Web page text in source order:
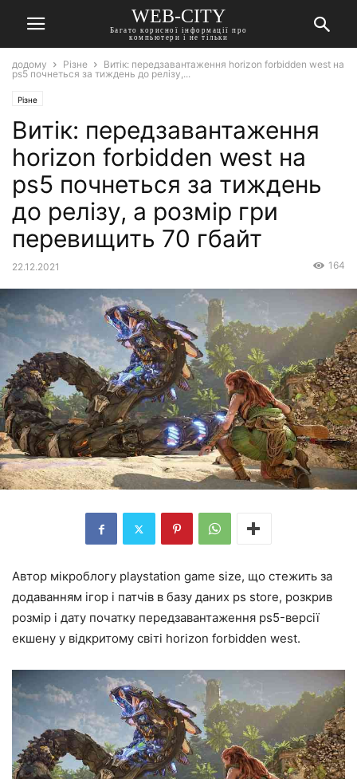
WEB-CITY
Багато корисної інформації про
компьютери і не тільки
додому Різне
Витік: передзавантаження horizon forbidden west на
ps5 почнеться за тиждень до релізу,...
Різне
Витік: передзавантаження
horizon forbidden west на
ps5 почнеться за тиждень
до релізу, а розмір гри
перевищить 70 гбайт
22.12.2021 164
Автор мікроблогу playstation game size, що стежить за
додаванням ігор і патчів в базу даних ps store, розкрив
розмір і дату початку передзавантаження ps5-версії
екшену у відкритому світі horizon forbidden west.